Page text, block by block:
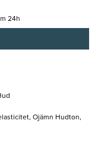
24h
Ojämn Hudton,